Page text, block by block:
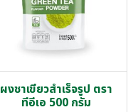
ผงชาเขียวสำเร็จรูป ตรา
ทีอีเอ 500 กรัม